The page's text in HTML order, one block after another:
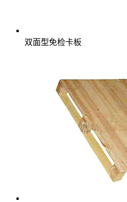
双面型免检卡板